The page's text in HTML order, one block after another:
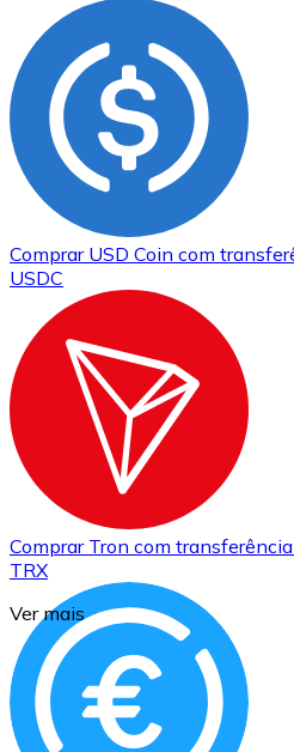
Comprar USD Coin com
USDC
Comprar Tron com
TRX
Ver mais